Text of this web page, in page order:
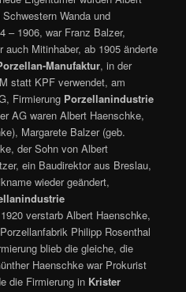
Wanda und
– 1906, war Franz Balzer,
Mitinhaber, ab 1905 änderte
Manufaktur, in der
statt KPF verwendet, am
Firmierung Porzellanindustrie
AG waren Albert Haenschke,
Margarete Balzer (geb.
der Sohn von Albert
ein Baudirektor aus Breslau,
wieder geändert,
verstarb Albert Haenschke,
Philipp Rosenthal
blieb die gleiche, die
Haenschke war Prokurist
die Firmierung in Krister